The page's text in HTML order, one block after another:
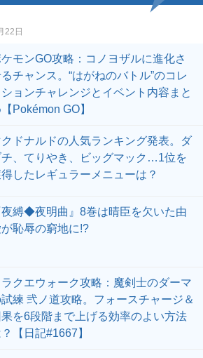
22日
モンGO攻略：コノヨザルに進化さ
チャンス。“はがねのバトル”のコレ
ションチャレンジとイベント内容まと
Pokémon GO】
クドナルドの人気ランキング発表。ダ
チ、てりやき、ビッグマック…1位を
したレギュラーメニューは？
夜縛◆夜明曲』8巻は晴臣を欠いた由
恥辱の窮地に!?
ラクエウォーク攻略：魔剣士のダーマ
練 弐ノ道攻略。フォースチャージ＆
果を6段階まで上げる効率のよい方法
【日記#1667】